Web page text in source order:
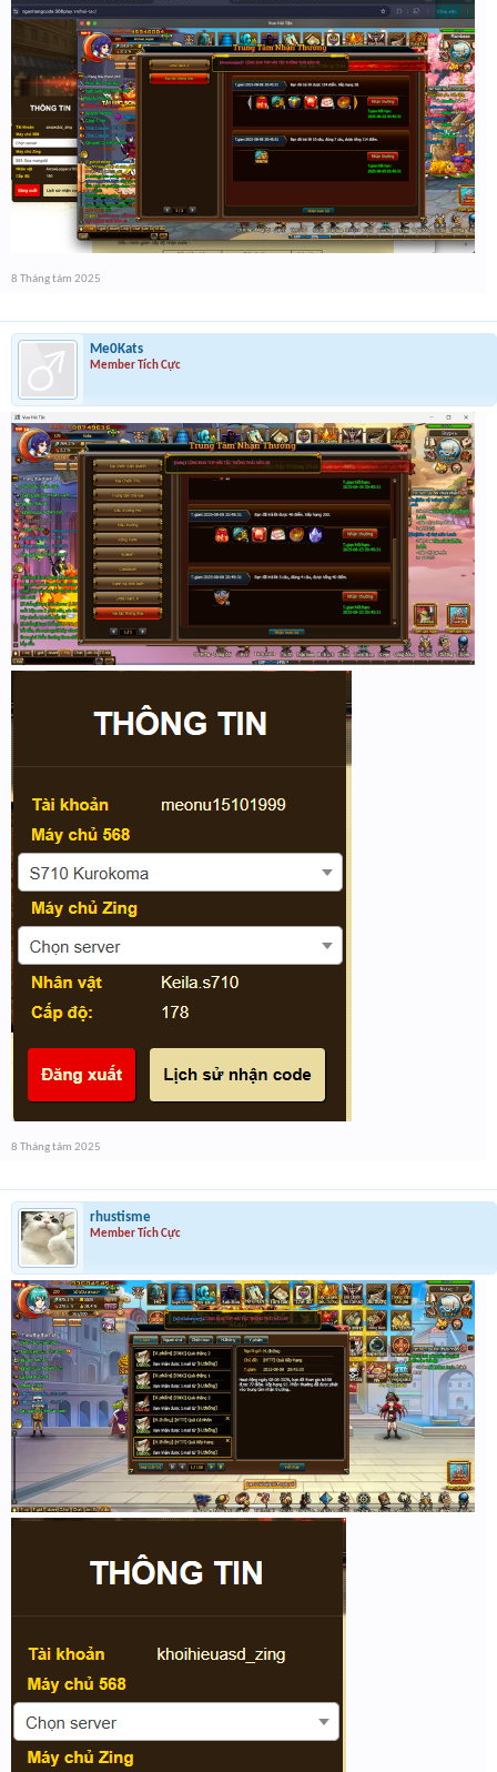
8 Tháng tám 2025
Me0Kats
Member Tích Cực
8 Tháng tám 2025
rhustisme
Member Tích Cực